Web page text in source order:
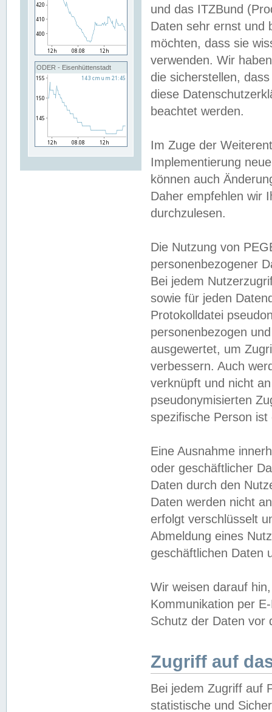
ODER - Eisenhüttenstadt
und das ITZBund
Daten sehr ernst und
möchten, dass sie
verwenden. Wir
die sicherstellen,
diese
beachtet werden.
Im Zuge der
Implementierung
können auch
Daher empfehlen wir
durchzulesen.
Die Nutzung von
personenbezogener
Bei jedem
sowie für jeden
Protokolldatei
personenbezogen
ausgewertet, um
verbessern. Auch
verknüpft und nicht
pseudonymisierten
spezifische Person
Eine Ausnahme
oder geschäftlicher
Daten durch den
Daten werden nicht
erfolgt verschlüsselt
Abmeldung eines
geschäftlichen Daten
Wir weisen darauf
Kommunikation per
Schutz der Daten vor
Zugriff auf
Bei jedem Zugriff auf
statistische und